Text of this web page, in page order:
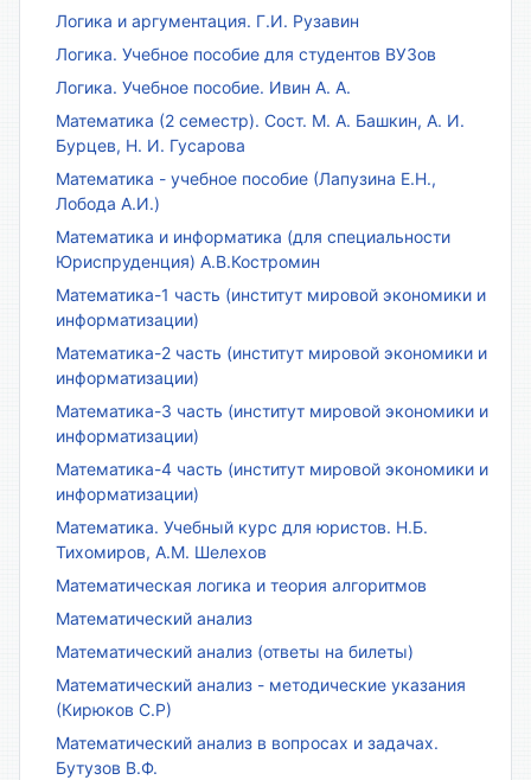
Логика и аргументация. Г.И. Рузавин
Логика. Учебное пособие для студентов ВУЗов
Логика. Учебное пособие. Ивин А. А.
Математика (2 семестр). Сост. М. А. Башкин, А. И.
Бурцев, Н. И. Гусарова
Математика - учебное пособие (Лапузина Е.Н.,
Лобода А.И.)
Математика и информатика (для специальности
Юриспруденция) А.В.Костромин
Математика-1 часть (институт мировой экономики и
информатизации)
Математика-2 часть (институт мировой экономики и
информатизации)
Математика-3 часть (институт мировой экономики и
информатизации)
Математика-4 часть (институт мировой экономики и
информатизации)
Математика. Учебный курс для юристов. Н.Б.
Тихомиров, А.М. Шелехов
Математическая логика и теория алгоритмов
Математический анализ
Математический анализ (ответы на билеты)
Математический анализ - методические указания
(Кирюков С.Р)
Математический анализ в вопросах и задачах.
Бутузов В.Ф.